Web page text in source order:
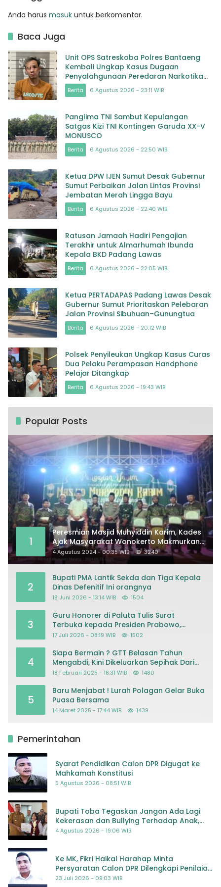
Anda harus masuk untuk berkomentar.
Baca Juga
Unit OPS Satreskoba Polres Bantaeng
Kembali Ungkap Kasus Dugaan
Penyalahgunaan Peredaran Narkotika
Jenis Sabu
Berita 6 Agustus 2026 - 23:11 WIB
Panglima TNI Sambut Kepulangan
Satgas Kizi TNI Kontingen Garuda XX-V
MONUSCO
Berita 6 Agustus 2026 - 22:50 WIB
Ketua DPW IJEN Sumut Desak Gubernur
Sumut Perbaikan Jalan Lintas Provinsi
Jembatan Merah Lingga Bayu
Berita 6 Agustus 2026 - 22:40 WIB
Ratusan Jamaah Hadiri Pengajian
Terakhir untuk Almarhumah Ibunda
Kepala BKD Padang Lawas
Berita 6 Agustus 2026 - 22:05 WIB
Ketua PERTADAPAS Padang Lawas Desak
Gubernur Sumut Prioritaskan Pelebaran
Jalan Provinsi Sibuhuan–Gunungtua
Berita 6 Agustus 2026 - 20:12 WIB
Polsek Penyileukan Ungkap Kasus Curas
Dua Pelaku Perampasan Handphone
Pelajar Ditangkap
Berita 6 Agustus 2026 - 19:43 WIB
Popular Posts
1
Peresmian Masjid Muhyiddin Karim, Kades
Ajak Masyarakat Wonokerto Makmurkan
Masjid
4 Agustus 2024 - 00:35 WIB 3240
2
Bupati PMA Lantik Sekda dan Tiga Kepala
Dinas Defenitif Ini orangnya
18 Juni 2026 - 13:14 WIB 1504
3
Guru Honorer di Paluta Tulis Surat
Terbuka kepada Presiden Prabowo,
Mohon Keadilan atas Dugaan
17 Juli 2026 - 08:19 WIB 1502
4
Siapa Bermain ? GTT Belasan Tahun
Mengabdi, Kini Dikeluarkan Sepihak Dari
Dapodik
18 Februari 2025 - 18:31 WIB 1480
5
Baru Menjabat ! Lurah Polagan Gelar Buka
Puasa Bersama
14 Maret 2025 - 17:44 WIB 1439
Pemerintahan
Syarat Pendidikan Calon DPR Digugat ke
Mahkamah Konstitusi
5 Agustus 2026 - 08:51 WIB
Bupati Toba Tegaskan Jangan Ada Lagi
Kekerasan dan Bullying Terhadap Anak,
Dorong Kolaborasi Seluruh Pihak
4 Agustus 2026 - 19:06 WIB
Ke MK, Fikri Haikal Harahap Minta
Persyaratan Calon DPR Dilengkapi Penilaian
Kompetensi
23 Juli 2026 - 09:03 WIB